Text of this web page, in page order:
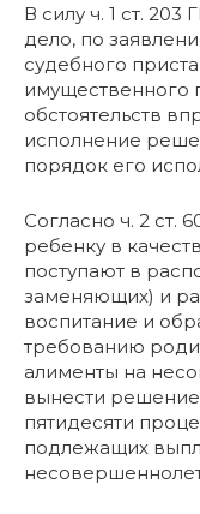
В силу ч. 1 ст.
дело, по
судебного
имущественного
обстоятельств
исполнение
порядок его
Согласно ч. 2
ребенку в
поступают в
заменяющих) и
воспитание и
требованию
алименты на
вынести
пятидесяти
подлежащих